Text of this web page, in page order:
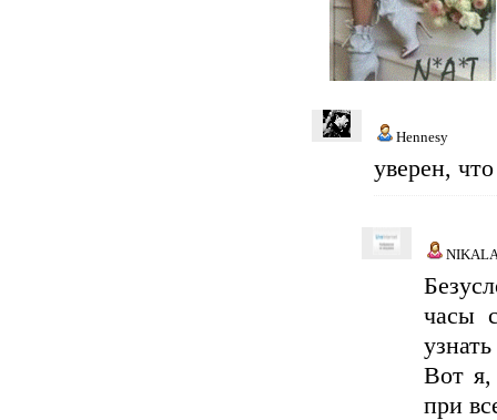
Hennesy
уверен,
часы
Вот я,
при